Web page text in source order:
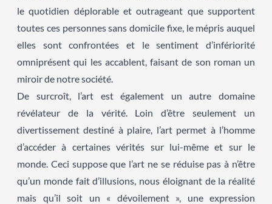
le quotidien déplorable et outrageant que supportent
toutes ces personnes sans domicile fixe, le mépris auquel
elles sont confrontées et le sentiment d’infériorité
omniprésent qui les accablent, faisant de son roman un
miroir de notre société.
De surcroît, l’art est également un autre domaine
révélateur de la vérité. Loin d’être seulement un
divertissement destiné à plaire, l’art permet à l’homme
d’accéder à certaines vérités sur lui-même et sur le
monde. Ceci suppose que l’art ne se réduise pas à n’être
qu’un monde fait d’illusions, nous éloignant de la réalité
mais qu’il soit un « dévoilement », une expression